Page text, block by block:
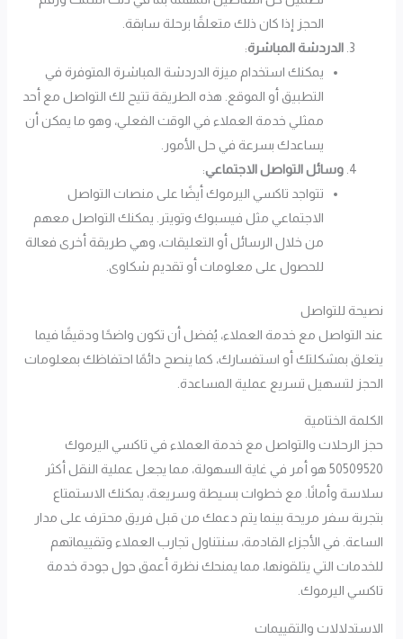
الحجز إذا كان ذلك متعلقًا برحلة سابقة.
الدردشة المباشرة:
يمكنك استخدام ميزة الدردشة المباشرة المتوفرة في
التطبيق أو الموقع. هذه الطريقة تتيح لك التواصل مع أحد
ممثلي خدمة العملاء في الوقت الفعلي، وهو ما يمكن أن
يساعدك بسرعة في حل الأمور.
وسائل التواصل الاجتماعي:
تتواجد تاكسي اليرموك أيضًا على منصات التواصل
الاجتماعي مثل فيسبوك وتويتر. يمكنك التواصل معهم
من خلال الرسائل أو التعليقات، وهي طريقة أخرى فعالة
للحصول على معلومات أو تقديم شكاوى.
نصيحة للتواصل
عند التواصل مع خدمة العملاء، يُفضل أن تكون واضحًا ودقيقًا فيما
يتعلق بمشكلتك أو استفسارك، كما ينصح دائمًا احتفاظك بمعلومات
الحجز لتسهيل تسريع عملية المساعدة.
الكلمة الختامية
حجز الرحلات والتواصل مع خدمة العملاء في تاكسي اليرموك
50509520 هو أمر في غاية السهولة، مما يجعل عملية النقل أكثر
سلاسة وأمانًا. مع خطوات بسيطة وسريعة، يمكنك الاستمتاع
بتجربة سفر مريحة بينما يتم دعمك من قبل فريق محترف على مدار
الساعة. في الأجزاء القادمة، سنتناول تجارب العملاء وتقييماتهم
للخدمات التي يتلقونها، مما يمنحك نظرة أعمق حول جودة خدمة
تاكسي اليرموك.
الاستدلالات والتقييمات